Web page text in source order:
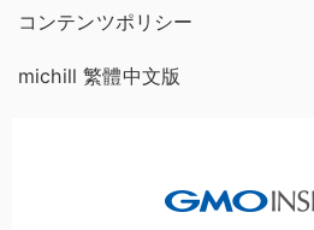
コンテンツポリシー
michill 繁體中文版